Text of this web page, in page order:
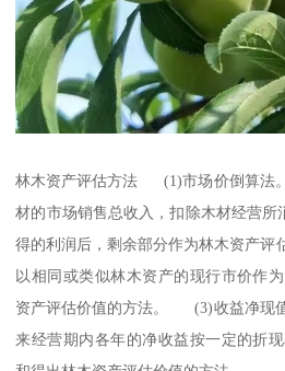
林木资产评估方法 (1)市场价倒算法
材的市场销售总收入，扣除木材经营所
得的利润后，剩余部分作为林木资产
以相同或类似林木资产的现行市价作
资产评估价值的方法。 (3)收益净现
来经营期内各年的净收益按一定的折